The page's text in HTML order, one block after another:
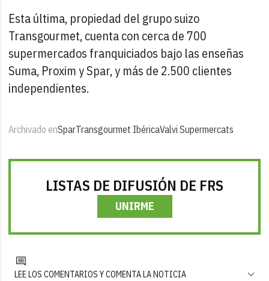
Esta última, propiedad del grupo suizo
Transgourmet, cuenta con cerca de 700
supermercados franquiciados bajo las enseñas
Suma, Proxim y Spar, y más de 2.500 clientes
independientes.
Archivado enSparTransgourmet IbéricaValvi Supermercats
LISTAS DE DIFUSIÓN DE FRS
UNIRME
LEE LOS COMENTARIOS Y COMENTA LA NOTICIA